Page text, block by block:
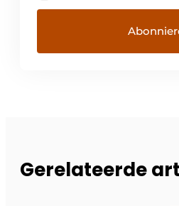
Gerelateerde